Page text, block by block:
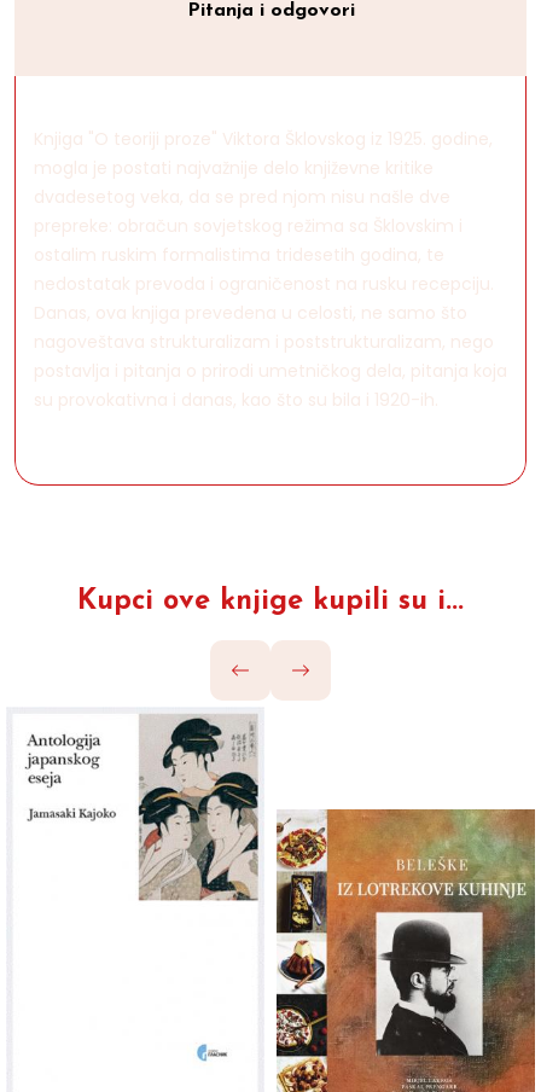
Pitanja i odgovori
Knjiga "O teoriji proze" Viktora Šklovskog iz 1925. godine,
mogla je postati najvažnije delo književne kritike
dvadesetog veka, da se pred njom nisu našle dve
prepreke: obračun sovjetskog režima sa Šklovskim i
ostalim ruskim formalistima tridesetih godina, te
nedostatak prevoda i ograničenost na rusku recepciju.
Danas, ova knjiga prevedena u celosti, ne samo što
nagoveštava strukturalizam i poststrukturalizam, nego
postavlja i pitanja o prirodi umetničkog dela, pitanja koja
su provokativna i danas, kao što su bila i 1920-ih.
Kupci ove knjige kupili su i...